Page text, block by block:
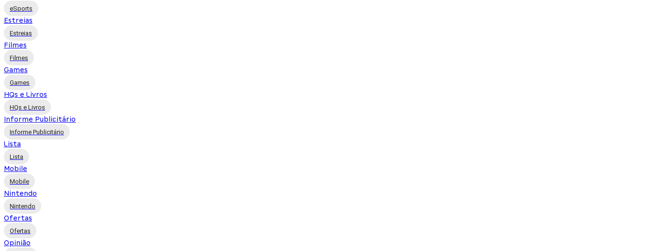
eSports
Estreias
Estreias
Filmes
Filmes
Games
Games
HQs e Livros
HQs e Livros
Informe Publicitário
Informe Publicitário
Lista
Lista
Mobile
Mobile
Nintendo
Nintendo
Ofertas
Ofertas
Opinião